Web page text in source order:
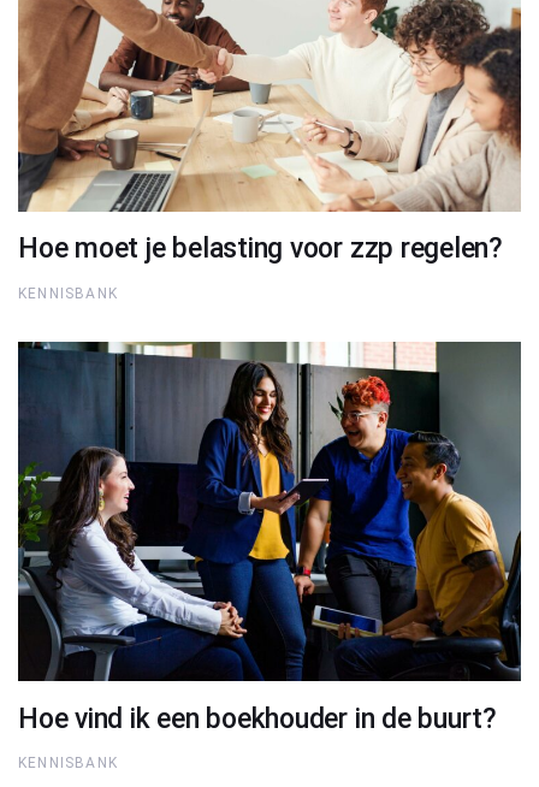
Hoe moet je belasting voor zzp regelen?
KENNISBANK
Hoe vind ik een boekhouder in de buurt?
KENNISBANK